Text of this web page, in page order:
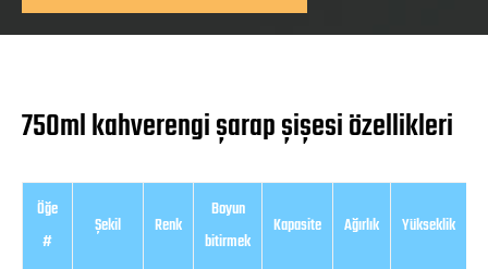
750ml kahverengi şarap şişesi özellikleri
Öğe
#
Şekil Renk
Boyun
bitirmek
Kapasite Ağırlık Yükseklik